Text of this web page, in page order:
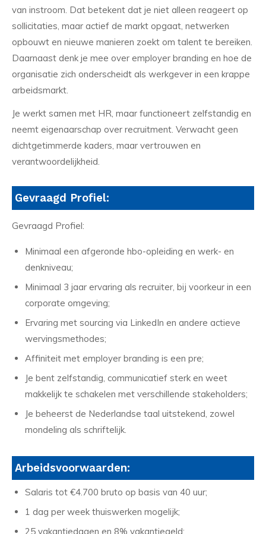
van instroom. Dat betekent dat je niet alleen reageert op
sollicitaties, maar actief de markt opgaat, netwerken
opbouwt en nieuwe manieren zoekt om talent te bereiken.
Daarnaast denk je mee over employer branding en hoe de
organisatie zich onderscheidt als werkgever in een krappe
arbeidsmarkt.
Je werkt samen met HR, maar functioneert zelfstandig en
neemt eigenaarschap over recruitment. Verwacht geen
dichtgetimmerde kaders, maar vertrouwen en
verantwoordelijkheid.
Gevraagd Profiel:
Gevraagd Profiel:
Minimaal een afgeronde hbo-opleiding en werk- en
denkniveau;
Minimaal 3 jaar ervaring als recruiter, bij voorkeur in een
corporate omgeving;
Ervaring met sourcing via LinkedIn en andere actieve
wervingsmethodes;
Affiniteit met employer branding is een pre;
Je bent zelfstandig, communicatief sterk en weet
makkelijk te schakelen met verschillende stakeholders;
Je beheerst de Nederlandse taal uitstekend, zowel
mondeling als schriftelijk.
Arbeidsvoorwaarden:
Salaris tot €4.700 bruto op basis van 40 uur;
1 dag per week thuiswerken mogelijk;
25 vakantiedagen en 8% vakantiegeld;